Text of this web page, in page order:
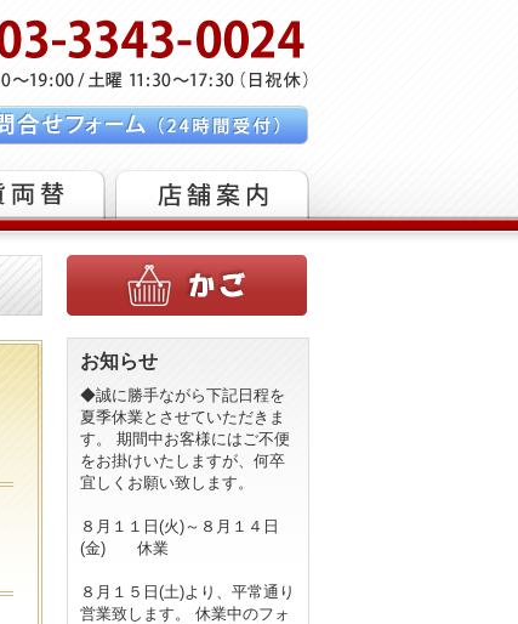
お知らせ
◆誠に勝手ながら下記日程を
夏季休業とさせていただきま
す。 期間中お客様にはご不便
をお掛けいたしますが、何卒
宜しくお願い致します。
８月１１日(火)～８月１４日
(金) 休業
８月１５日(土)より、平常通り
営業致します。 休業中のフォ